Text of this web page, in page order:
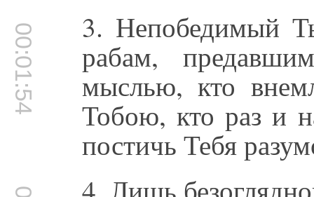
00:01:54 3. Непобедимый
рабам,
мыслью, кто
Тобою, кто раз и
постичь Тебя